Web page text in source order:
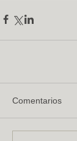
Comentarios